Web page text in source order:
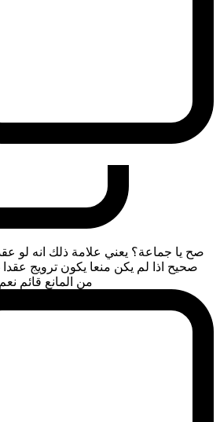
صح يا جماعة؟ يعني علامة ذلك انه لو
صحيح اذا لم يكن منعا يكون ترويج
من المانع قائم